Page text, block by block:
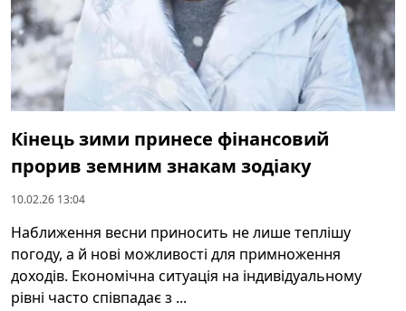
Кінець зими принесе фінансовий
прорив земним знакам зодіаку
10.02.26 13:04
Наближення весни приносить не лише теплішу
погоду, а й нові можливості для примноження
доходів. Економічна ситуація на індивідуальному
рівні часто співпадає з ...